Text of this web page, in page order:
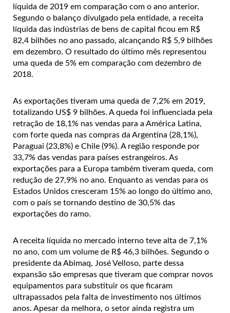
líquida de 2019 em comparação com o ano anterior.
Segundo o balanço divulgado pela entidade, a receita
líquida das indústrias de bens de capital ficou em R$
82,4 bilhões no ano passado, alcançando R$ 5,9 bilhões
em dezembro. O resultado do último mês representou
uma queda de 5% em comparação com dezembro de
2018.
As exportações tiveram uma queda de 7,2% em 2019,
totalizando US$ 9 bilhões. A queda foi influenciada pela
retração de 18,1% nas vendas para a América Latina,
com forte queda nas compras da Argentina (28,1%),
Paraguai (23,8%) e Chile (9%). A região responde por
33,7% das vendas para países estrangeiros. As
exportações para a Europa também tiveram queda, com
redução de 27,9% no ano. Enquanto as vendas para os
Estados Unidos cresceram 15% ao longo do último ano,
com o país se tornando destino de 30,5% das
exportações do ramo.
A receita líquida no mercado interno teve alta de 7,1%
no ano, com um volume de R$ 46,3 bilhões. Segundo o
presidente da Abimaq, José Velloso, parte dessa
expansão são empresas que tiveram que comprar novos
equipamentos para substituir os que ficaram
ultrapassados pela falta de investimento nos últimos
anos. Apesar da melhora, o setor ainda registra um